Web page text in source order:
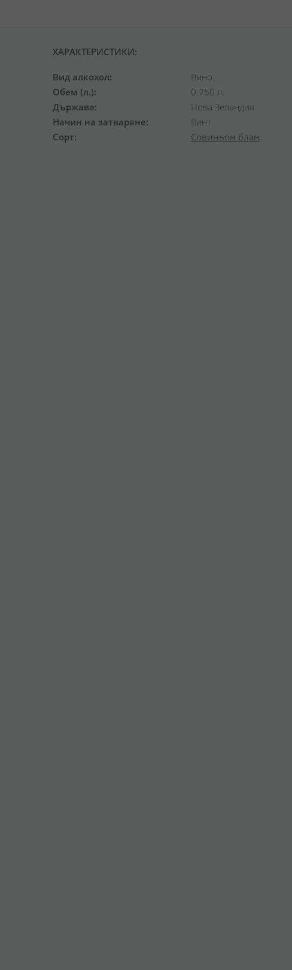
ХАРАКТЕРИСТИКИ:
Вид алкохол
Вино
Обем (л.)
0.750 л.
Държава
Нова Зеландия
Начин на затваряне
Винт
Сорт
Совиньон блан